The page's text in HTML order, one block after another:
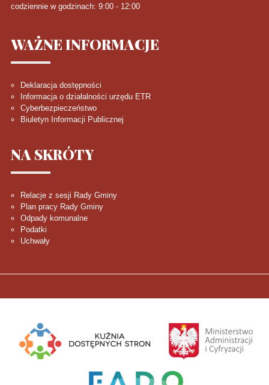
codziennie w godzinach: 9:00 - 12:00
WAŻNEINFORMACJE
Deklaracja dostępności
Informacja o działalności urzędu ETR
Cyberbezpieczeństwo
Biuletyn Informacji Publicznej
NA SKRÓTY
Relacje z sesji Rady Gminy
Plan pracy Rady Gminy
Odpady komunalne
Podatki
Uchwały